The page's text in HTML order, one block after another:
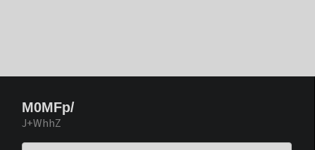
M0MFp/
J+WhhZ